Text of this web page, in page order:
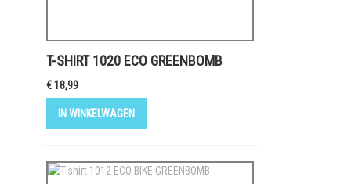
T-SHIRT 1020 ECO GREENBOMB
€ 18,99
IN WINKELWAGEN